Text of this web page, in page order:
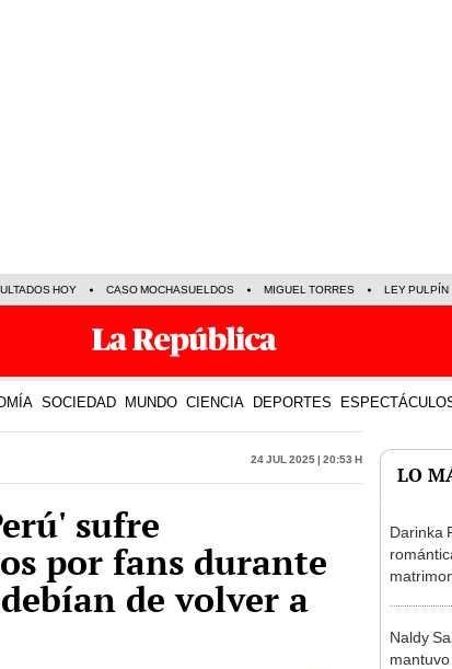
HOY CASO MOCHASUELDOS MIGUEL TORRES LEY PULPÍN
SOCIEDAD MUNDO CIENCIA DEPORTES
24 Jul 2025 | 20:53 h
sufre
por fans durante
de volver a
LO
Darinka
Naldy